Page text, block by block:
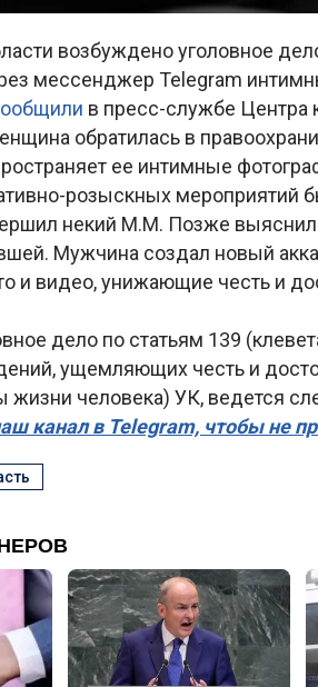
возбуждено уголовное
мессенджер Telegram
в пресс-службе Центра
обратилась в
ее интимные
розыскных мероприятий
некий М.М. Позже
Мужчина создал новый
и видео, унижающие честь и
дело по статьям 139
ущемляющих честь и
жизни человека) УК, ведется
канал в Telegram, чтобы не